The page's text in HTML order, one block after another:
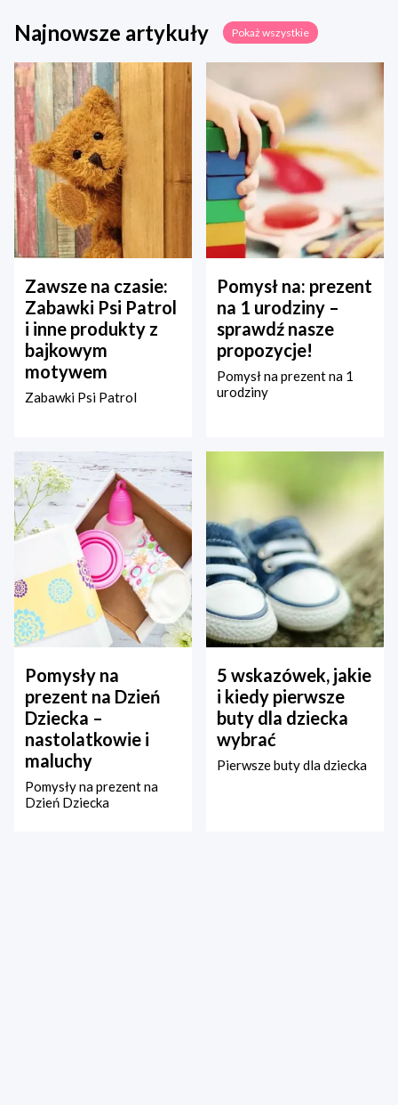
Najnowsze artykuły Pokaż wszystkie
Zawsze na czasie:
Zabawki Psi Patrol
i inne produkty z
bajkowym
motywem
Zabawki Psi Patrol
Pomysł na: prezent
na 1 urodziny –
sprawdź nasze
propozycje!
Pomysł na prezent na 1
urodziny
Pomysły na
prezent na Dzień
Dziecka –
nastolatkowie i
maluchy
Pomysły na prezent na
Dzień Dziecka
5 wskazówek, jakie
i kiedy pierwsze
buty dla dziecka
wybrać
Pierwsze buty dla dziecka